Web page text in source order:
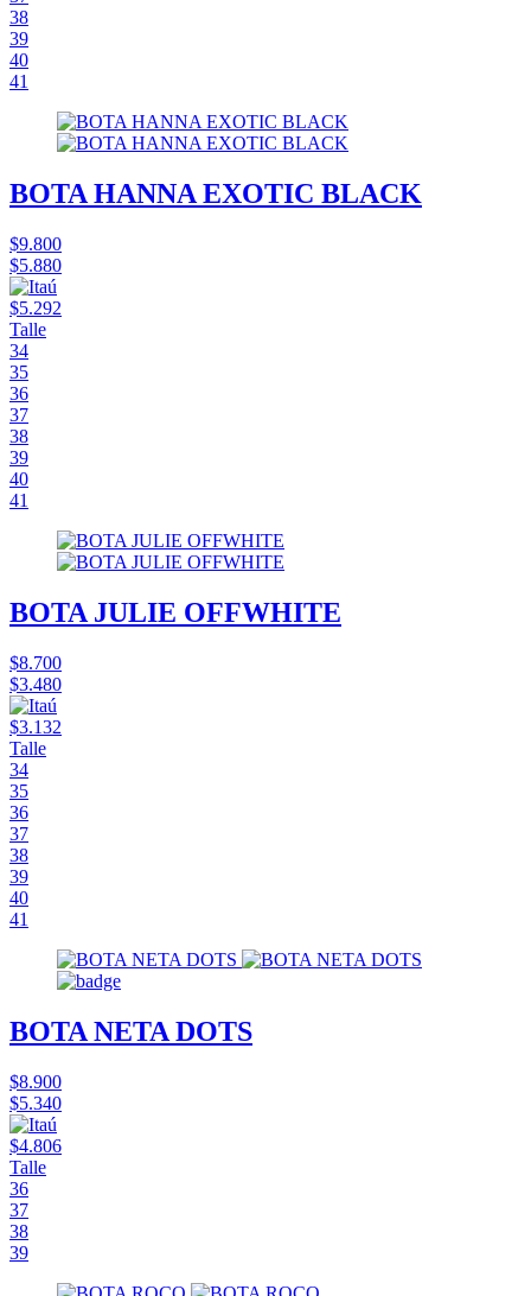
38
39
40
41
BOTA HANNA EXOTIC BLACK
$9.800
$5.880
$5.292
Talle
34
35
36
37
38
39
40
41
BOTA JULIE OFFWHITE
$8.700
$3.480
$3.132
Talle
34
35
36
37
38
39
40
41
BOTA NETA DOTS
$8.900
$5.340
$4.806
Talle
36
37
38
39